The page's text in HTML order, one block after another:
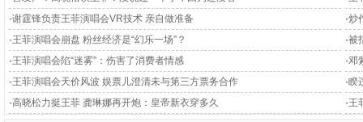
·谢霆锋负责王菲演唱会VR技术 亲自做准备 ·炒
·王菲演唱会崩盘 粉丝经济是“幻乐一场”？ ·被
·王菲演唱会陷“迷雾”：伤害了消费者情感 ·邓
·王菲演唱会天价风波 娱票儿澄清未与第三方票务合作 ·睽
·高晓松力挺王菲 龚琳娜再开炮：皇帝新衣穿多久 ·王